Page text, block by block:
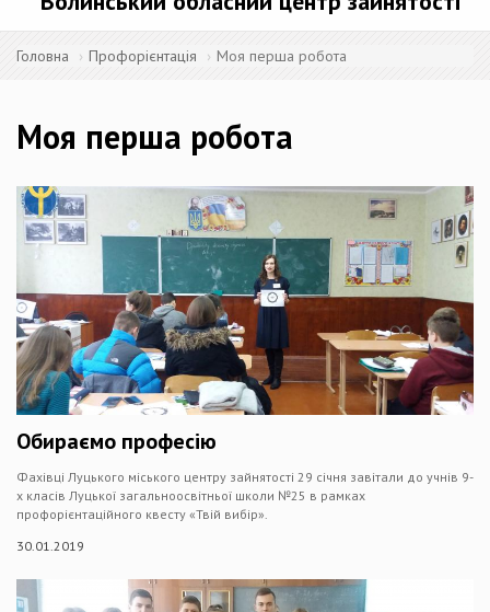
Головна Профорієнтація Моя перша робота
Моя перша робота
Обираємо професію
Фахівці Луцького міського центру зайнятості 29 січня завітали до учнів 9-
х класів Луцької загальноосвітньої школи №25 в рамках
профорієнтаційного квесту «Твій вибір».
30.01.2019